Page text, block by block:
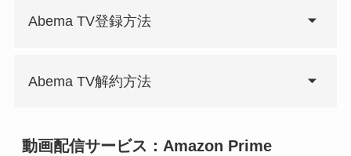
Abema TV登録方法
Abema TV解約方法
動画配信サービス：Amazon Prime